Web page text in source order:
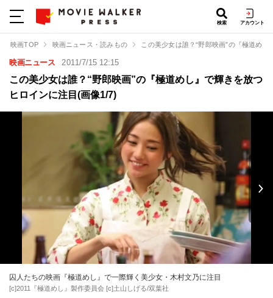
検索 アカウント
映画TOP 映画ニュース・読みもの この美少女は誰？“野郎映画”の『極道め
映画ニュース 2011/7/15 12:15
この美少女は誰？“野郎映画”の『極道めし』で輝きを放つ
ヒロインに注目(画像1/7)
囚人たちの映画『極道めし』で一際輝く美少女・木村文乃に注目
[c]2011『極道めし』製作委員会 [c]土山しげる/双葉社